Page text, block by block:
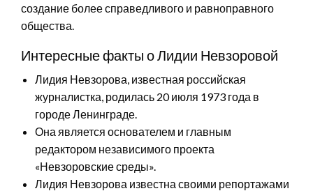
создание более справедливого и равноправного
общества.
Интересные факты о Лидии Невзоровой
Лидия Невзорова, известная российская
журналистка, родилась 20 июля 1973 года в
городе Ленинграде.
Она является основателем и главным
редактором независимого проекта
«Невзоровские среды».
Лидия Невзорова известна своими репортажами